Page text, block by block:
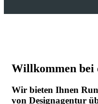
Willkommen bei
Wir bieten Ihnen
von Designagentur